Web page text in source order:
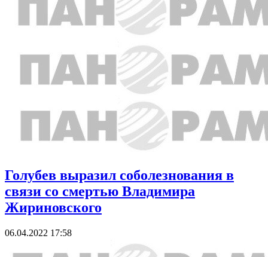
Голубев выразил соболезнования в
связи со смертью Владимира
Жириновского
06.04.2022 17:58